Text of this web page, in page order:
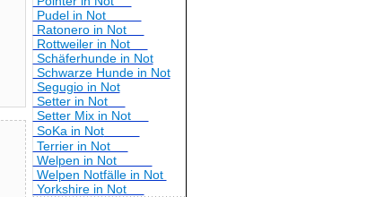
Pudel in Not
Ratonero in Not
Rottweiler in Not
Schäferhunde in Not
Schwarze Hunde in Not
Segugio in Not
Setter in Not
Setter Mix in Not
SoKa in Not
Terrier in Not
Welpen in Not
Welpen Notfälle in Not
Yorkshire in Not